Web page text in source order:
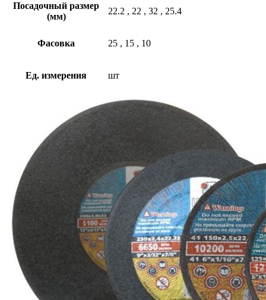
Посадочный размер
(мм)
22.2 , 22 , 32 , 25.4
Фасовка 25 , 15 , 10
Ед. измерения шт